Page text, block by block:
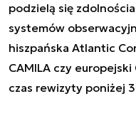
podzielą się
systemów
hiszpańska Atlantic
CAMILA czy
czas rewizyty poniżej